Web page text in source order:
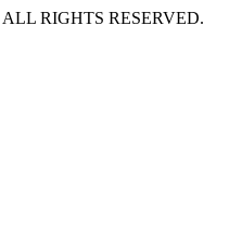
RIGHTS RESERVED.